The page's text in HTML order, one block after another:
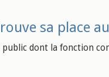
sa place
dont la fonction